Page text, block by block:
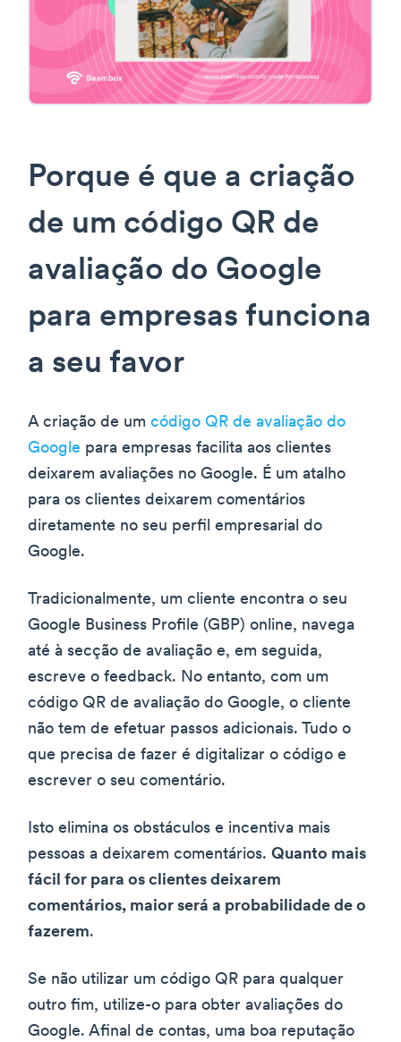
Porque é que a criação
de um código QR de
avaliação do Google
para empresas funciona
a seu favor
A criação de um código QR de avaliação do
Google para empresas facilita aos clientes
deixarem avaliações no Google. É um atalho
para os clientes deixarem comentários
diretamente no seu perfil empresarial do
Google.
Tradicionalmente, um cliente encontra o seu
Google Business Profile (GBP) online, navega
até à secção de avaliação e, em seguida,
escreve o feedback. No entanto, com um
código QR de avaliação do Google, o cliente
não tem de efetuar passos adicionais. Tudo o
que precisa de fazer é digitalizar o código e
escrever o seu comentário.
Isto elimina os obstáculos e incentiva mais
pessoas a deixarem comentários. Quanto mais
fácil for para os clientes deixarem
comentários, maior será a probabilidade de o
fazerem.
Se não utilizar um código QR para qualquer
outro fim, utilize-o para obter avaliações do
Google. Afinal de contas, uma boa reputação